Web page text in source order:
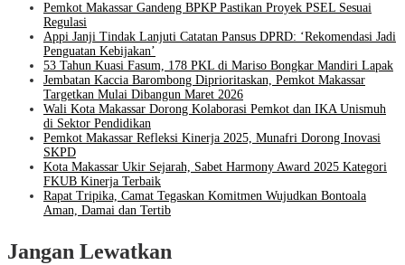
Pemkot Makassar Gandeng BPKP Pastikan Proyek PSEL Sesuai
Regulasi
Appi Janji Tindak Lanjuti Catatan Pansus DPRD: ‘Rekomendasi Jadi
Penguatan Kebijakan’
53 Tahun Kuasi Fasum, 178 PKL di Mariso Bongkar Mandiri Lapak
Jembatan Kaccia Barombong Diprioritaskan, Pemkot Makassar
Targetkan Mulai Dibangun Maret 2026
Wali Kota Makassar Dorong Kolaborasi Pemkot dan IKA Unismuh
di Sektor Pendidikan
Pemkot Makassar Refleksi Kinerja 2025, Munafri Dorong Inovasi
SKPD
Kota Makassar Ukir Sejarah, Sabet Harmony Award 2025 Kategori
FKUB Kinerja Terbaik
Rapat Tripika, Camat Tegaskan Komitmen Wujudkan Bontoala
Aman, Damai dan Tertib
Jangan Lewatkan